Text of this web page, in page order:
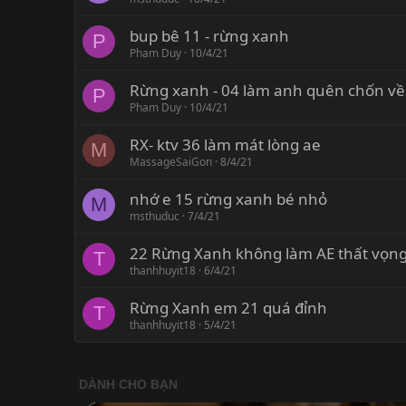
P bup bê 11 - rừng xanh
Pham Duy 10/4/21
P Rừng xanh - 04 làm anh quên chốn về
Pham Duy 10/4/21
M RX- ktv 36 làm mát lòng ae
MassageSaiGon 8/4/21
M nhớ e 15 rừng xanh bé nhỏ
msthuduc 7/4/21
T 22 Rừng Xanh không làm AE thất
thanhhuyit18 6/4/21
T Rừng Xanh em 21 quá đỉnh
thanhhuyit18 5/4/21